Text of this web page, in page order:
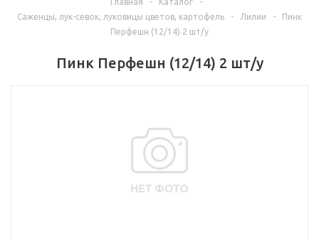
Саженцы, лук-севок, луковицы цветов, картофель
- Лилии -
Пинк
Перфешн (12/14) 2 шт/у
Пинк Перфешн (12/14) 2 шт/у